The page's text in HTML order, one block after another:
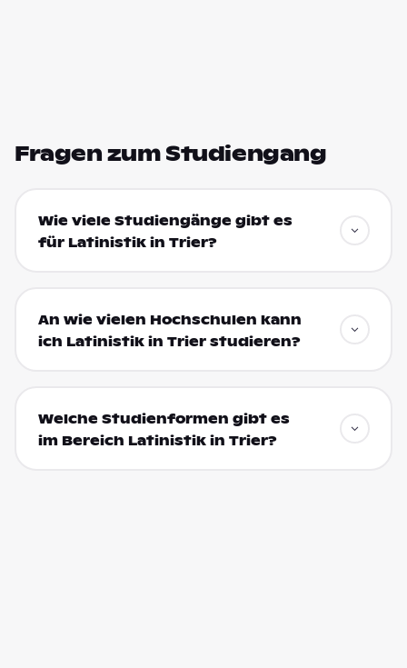
Fragen zum Studiengang
Wie viele Studiengänge gibt es
für Latinistik in Trier?
An wie vielen Hochschulen kann
ich Latinistik in Trier studieren?
Welche Studienformen gibt es
im Bereich Latinistik in Trier?